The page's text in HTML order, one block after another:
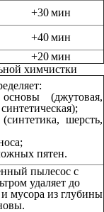
+30 мин
+40 мин
+20 мин
химчистки
(джутовая,
шерсть,
пятен.
пылесос с
удаляет до
мусора из глубины